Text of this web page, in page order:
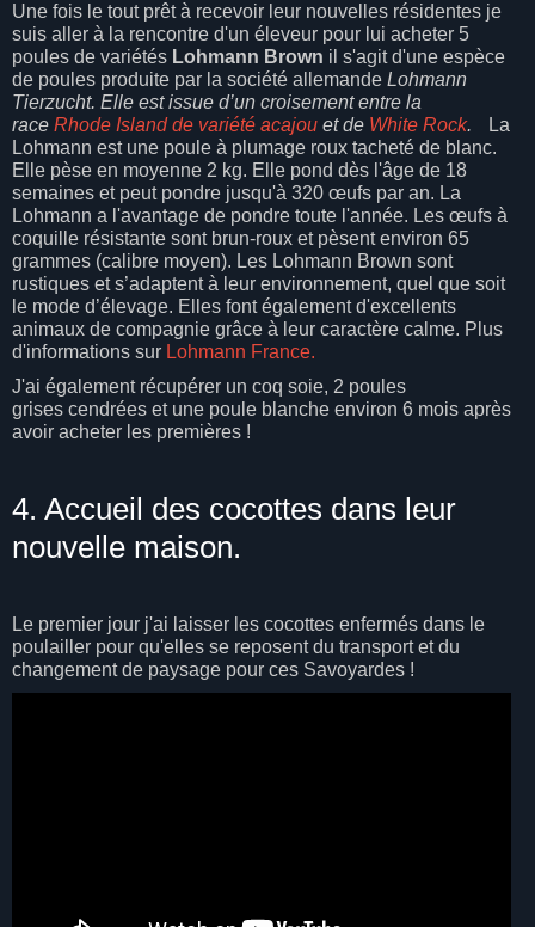
Une fois le tout prêt à recevoir leur nouvelles résidentes je
suis aller à la rencontre d'un éleveur pour lui acheter 5
poules de variétés Lohmann Brown il s'agit d'une espèce
de poules produite par la société allemande Lohmann
Tierzucht. Elle est issue d’un croisement entre la
race Rhode Island de variété acajou et de White Rock.
La
Lohmann est une poule à plumage roux tacheté de blanc.
Elle pèse en moyenne 2 kg. Elle pond dès l'âge de 18
semaines et peut pondre jusqu'à 320 œufs par an. La
Lohmann a l'avantage de pondre toute l'année. Les œufs à
coquille résistante sont brun-roux et pèsent environ 65
grammes (calibre moyen). Les Lohmann Brown sont
rustiques et s’adaptent à leur environnement, quel que soit
le mode d’élevage. Elles font également d'excellents
animaux de compagnie grâce à leur caractère calme. Plus
d'informations sur Lohmann France.
J'ai également récupérer un coq soie, 2 poules
grises cendrées et une poule blanche environ 6 mois après
avoir acheter les premières !
4. Accueil des cocottes dans leur
nouvelle maison.
Le premier jour j'ai laisser les cocottes enfermés dans le
poulailler pour qu'elles se reposent du transport et du
changement de paysage pour ces Savoyardes !